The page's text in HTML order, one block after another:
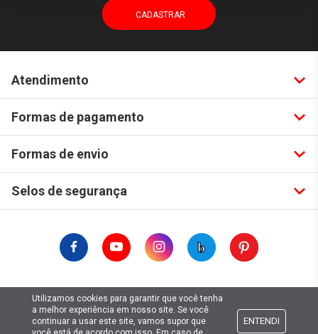
Atendimento
Formas de pagamento
Formas de envio
Selos de segurança
Copyright © 2019. Todos Os Direitos Reservados.
Lima Hobbies Modelismo Eireli - EPP CNPJ: 00.149.281/0001-49
Utilizamos cookies para garantir que você tenha
a melhor experiência em nosso site. Se você
continuar a usar este site, vamos supor que
ENTENDI